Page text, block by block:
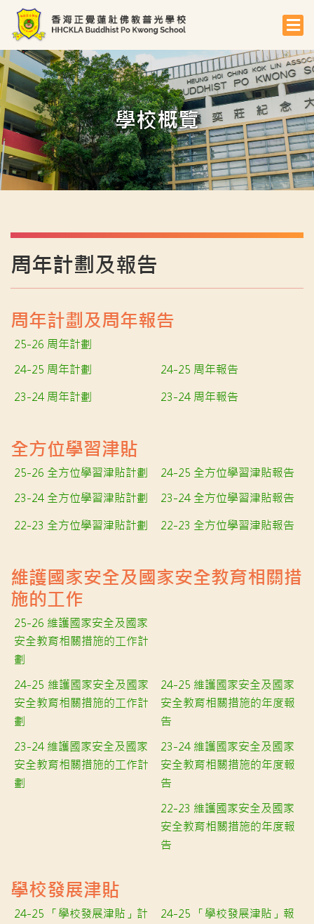
學校概覽
周年計劃及報告
周年計劃及周年報告
25-26 周年計劃
24-25 周年計劃
24-25 周年報告
23-24 周年計劃
23-24 周年報告
全方位學習津貼
25-26 全方位學習津貼計劃
24-25 全方位學習津貼報告
23-24 全方位學習津貼計劃
23-24 全方位學習津貼報告
22-23 全方位學習津貼計劃
22-23 全方位學習津貼報告
維護國家安全及國家安全教育相關措
施的工作
25-26 維護國家安全及國家
安全教育相關措施的工作計
劃
24-25 維護國家安全及國家
安全教育相關措施的工作計
劃
24-25 維護國家安全及國家
安全教育相關措施的年度報
告
23-24 維護國家安全及國家
安全教育相關措施的工作計
劃
23-24 維護國家安全及國家
安全教育相關措施的年度報
告
22-23 維護國家安全及國家
安全教育相關措施的年度報
告
學校發展津貼
24-25 「學校發展津貼」計
24-25 「學校發展津貼」報